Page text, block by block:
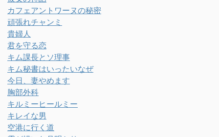
カフェアントワーヌの秘密
頑張れチャンミ
貴婦人
君を守る恋
キム課長とソ理事
キム秘書はいったいなぜ
今日、妻やめます
胸部外科
キルミーヒールミー
キレイな男
空港に行く道